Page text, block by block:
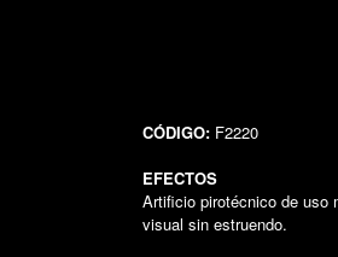
CÓDIGO: F2220
EFECTOS
Artificio pirotécnico de uso
visual sin estruendo.